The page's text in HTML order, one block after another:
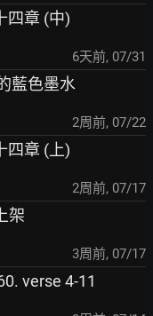
四章 (中)
6天前, 07/31
藍色墨水
2周前, 07/22
四章 (上)
2周前, 07/17
架
3周前, 07/17
verse 4-11